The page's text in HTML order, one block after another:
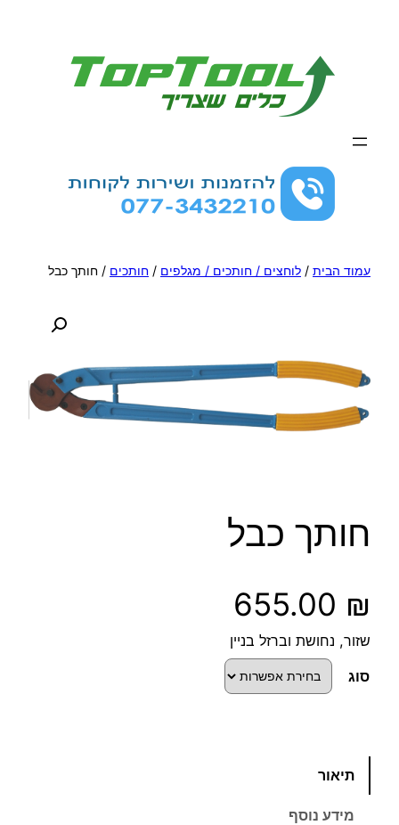
עמוד הבית / לוחצים / חותכים / מגלפים / חותכים / חותך כבל
חותך כבל
655.00 ₪
שזור, נחושת וברזל בניין
סוג
כ
ו
תיאור
מידע נוסף